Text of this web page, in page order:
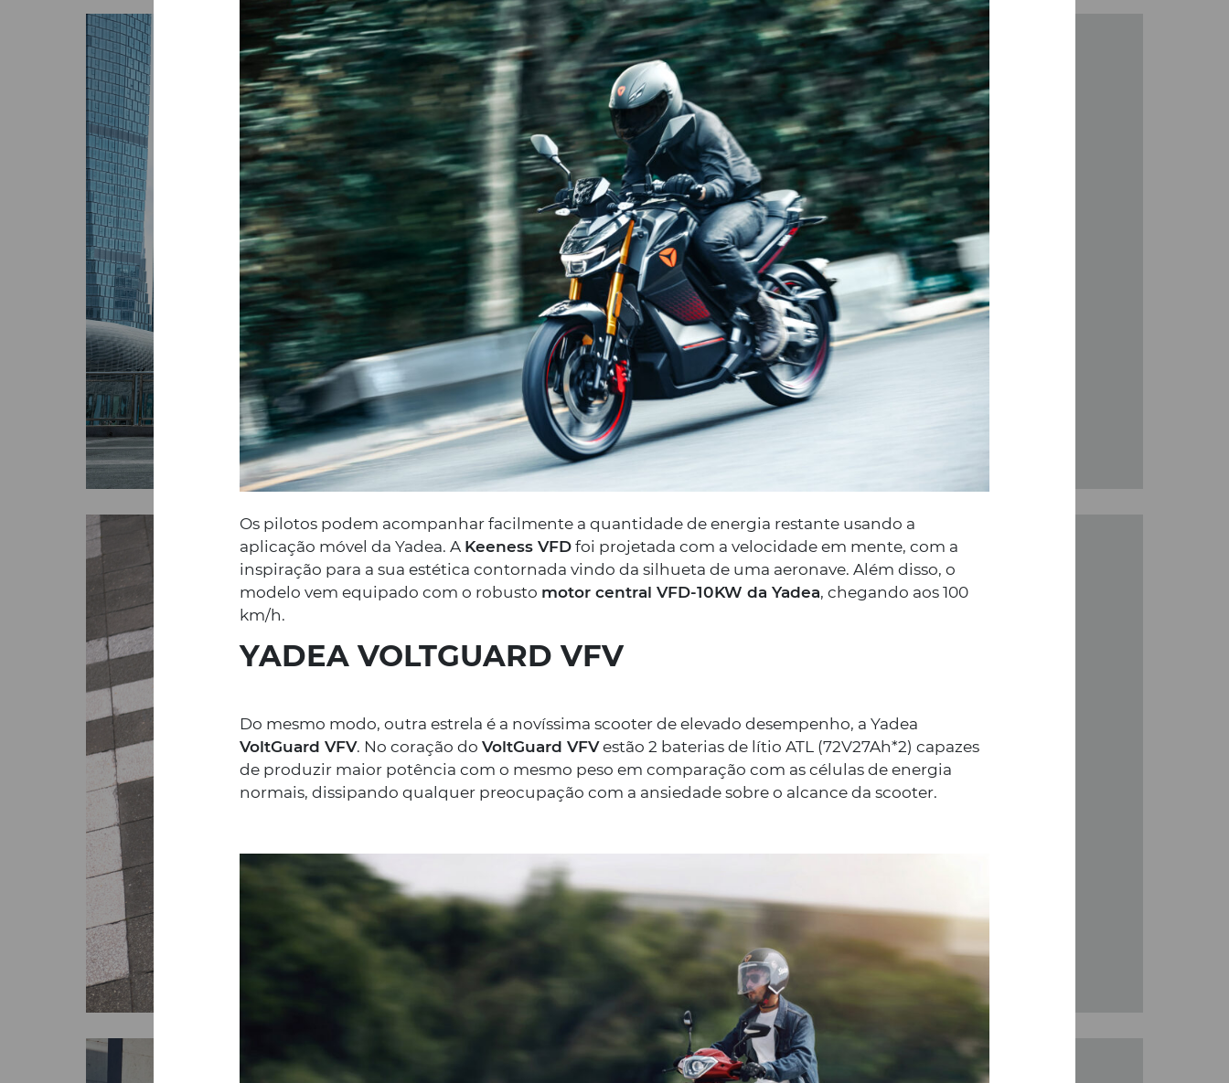
Os pilotos podem acompanhar facilmente a quantidade de energia restante usando a
aplicação móvel da Yadea. A Keeness VFDfoi projetada com a velocidade em mente, com a
inspiração para a sua estética contornada vindo da silhueta de uma aeronave. Além disso, o
modelo vem equipado com o robusto motor central VFD-10KW da Yadea, chegando aos 100
km/h.
YADEAVOLTGUARD VFV
Do mesmo modo, outra estrela é a novíssima scooter de elevado desempenho, a Yadea
VoltGuard VFV. No coração doVoltGuard VFVestão 2 baterias de lítio ATL (72V27Ah*2) capazes
de produzir maior potência com o mesmo peso em comparação com as células de energia
normais, dissipando qualquer preocupação com a ansiedade sobre o alcance da scooter.
19/06/2023
Campanha YADEA Portugal
“Verão 100 Preocupações”
A Lusomotos, SA lançou, no passado dia 1 de
junho, a Campanha “Verão 100 Preocupações”
para a YADEA Portugal.
SABER MAIS
recebe um Top Case
A nova campanha é válida na compra de uma
scooter elétrica Yadea M6 e inclui a oferta de um
SABER MAIS